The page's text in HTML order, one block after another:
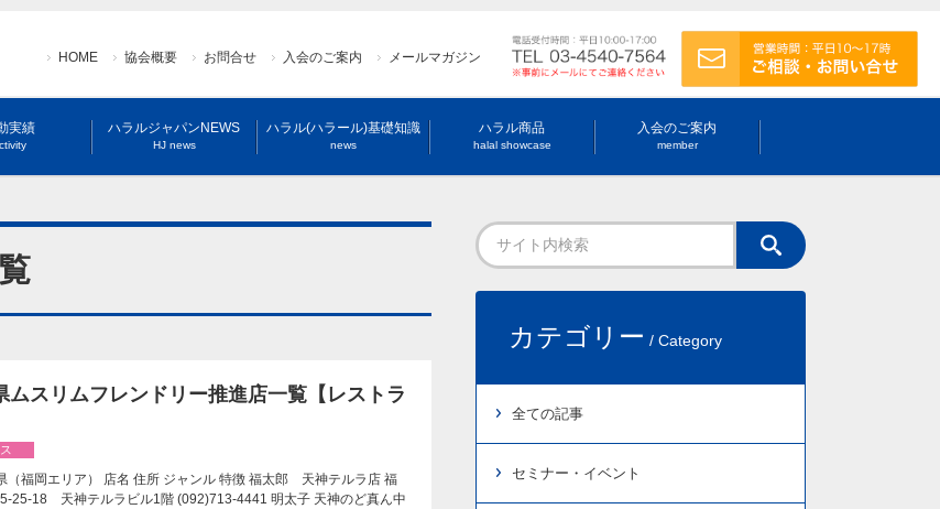
HOME 協会概要 お問合せ 入会のご案内 メールマガジン
実績 ハラルジャパンNEWS
HJ news
ハラル(ハラール)基礎知識
news
ハラル商品
halal showcase
入会のご案内
member
ムスリムフレンドリー推進店一覧【レストラ
福岡エリア） 店名 住所 ジャンル 特徴 福太郎 天神テルラ店 福
25-18 天神テルラビル1階 (092)713-4441 明太子 天神のど真ん中
カテゴリー / Category
全ての記事
セミナー・イベント